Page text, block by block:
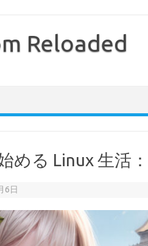
Reloaded
める Linux 生活
6日